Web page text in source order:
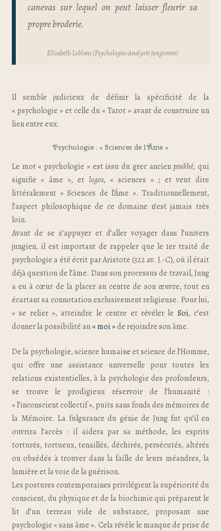
canevas sur lequel on peut laisser fleurir sa
propre broderie.
Elisabeth Leblanc (Psychologue-Analyste jungienne)
Il semble judicieux de définir la spécificité de la
« psychologie » et celle du « Tarot » avant de construire un
lien entre eux.
Psychologie : « Sciences de l’Âme »
Le mot « psychologie » est issu du grec ancienpsukhé, qui
signifie « âme », et logos, « sciences » ; et veut dire
littéralement « Sciences de l’Âme ». Traditionnellement,
l’aspect philosophique de ce domaine n’est jamais très
loin.
Avant de se s’appuyer et d’aller voyager dans l’univers
jungien, il est important de rappeler que le 1er traité de
psychologie a été écrit par Aristote (322 av. J.-C), où il était
déjà question de l’âme. Dans son processus de travail, Jung
a eu à cœur de la placer au centre de son œuvre, tout en
écartant sa connotation exclusivement religieuse. Pour lui,
« se relier », atteindre le centre et révéler le Soi, c’est
donner la possibilité au« moi »de rejoindre son âme.
De la psychologie, science humaine et science de l’Homme,
qui offre une assistance universelle pour toutes les
relations existentielles, à la psychologie des profondeurs,
se trouve le prodigieux réservoir de l’humanité :
« l’inconscient collectif », puits sans fonds des mémoires de
la Mémoire. La fulgurance du génie de Jung fut qu’il en
ouvrira l’accès : il aidera par sa méthode, les esprits
torturés, tortueux, tenaillés, déchirés, persécutés, altérés
ou obsédés à trouver dans la faille de leurs méandres, la
lumière et la voie de la guérison.
Les postures contemporaines privilégient la supériorité du
conscient, du physique et de la biochimie qui préparent le
lit d’un terreau vide de substance, proposant une
psychologie « sans âme ». Cela révèle le manque de prise de